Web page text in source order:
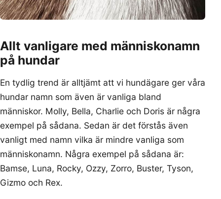
Allt vanligare med människonamn
på hundar
En tydlig trend är alltjämt att vi hundägare ger våra
hundar namn som även är vanliga bland
människor. Molly, Bella, Charlie och Doris är några
exempel på sådana. Sedan är det förstås även
vanligt med namn vilka är mindre vanliga som
människonamn. Några exempel på sådana är:
Bamse, Luna, Rocky, Ozzy, Zorro, Buster, Tyson,
Gizmo och Rex.